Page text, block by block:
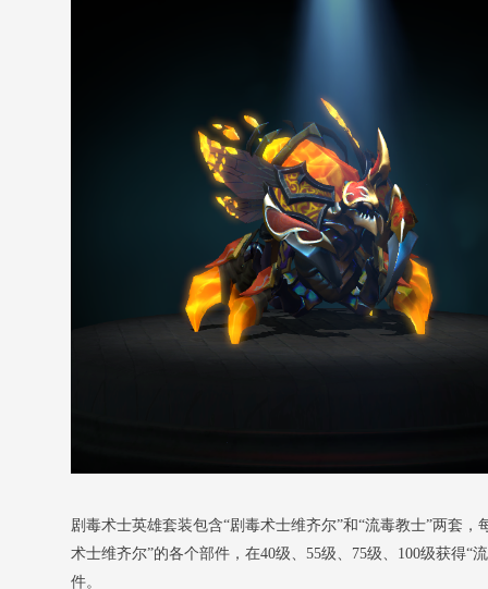
剧毒术士英雄套装包含“剧毒术士维齐尔”和“流毒教士”两套
术士维齐尔”的各个部件，在40级、55级、75级、100级获得
件。